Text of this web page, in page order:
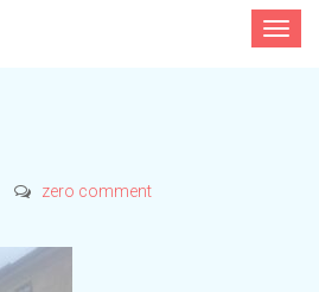
Toggle
zero comment